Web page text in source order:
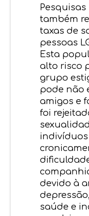
Pesquisas
também
taxas de
pessoas
Esta
alto risco
grupo
pode não
amigos e
foi
indivíduos
devido à
saúde e